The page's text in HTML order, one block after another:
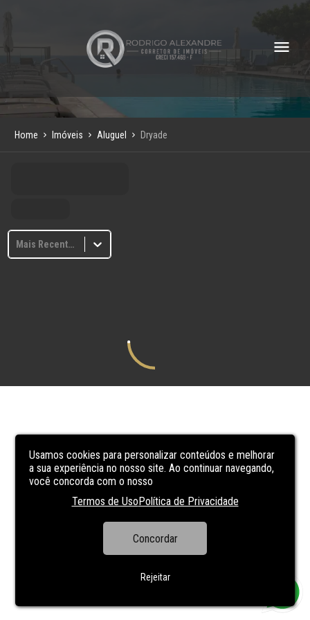
Usamos cookies para personalizar conteúdos e melhorar
a sua experiência no nosso site. Ao continuar navegando,
você concorda com o nosso
Termos de UsoPolítica de Privacidade
Concordar
Rejeitar
Home Imóveis Aluguel Dryade
Mais Recentes